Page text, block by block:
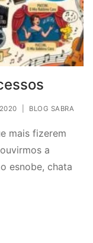
BLOG SABRA
mais fizerem
a
esnobe, chata